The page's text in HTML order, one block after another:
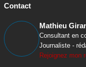
Contact
Mathieu
Consultant en
Journaliste -
Rejoignez mon